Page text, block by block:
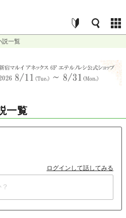
説一覧
一覧
ログインして話してみる